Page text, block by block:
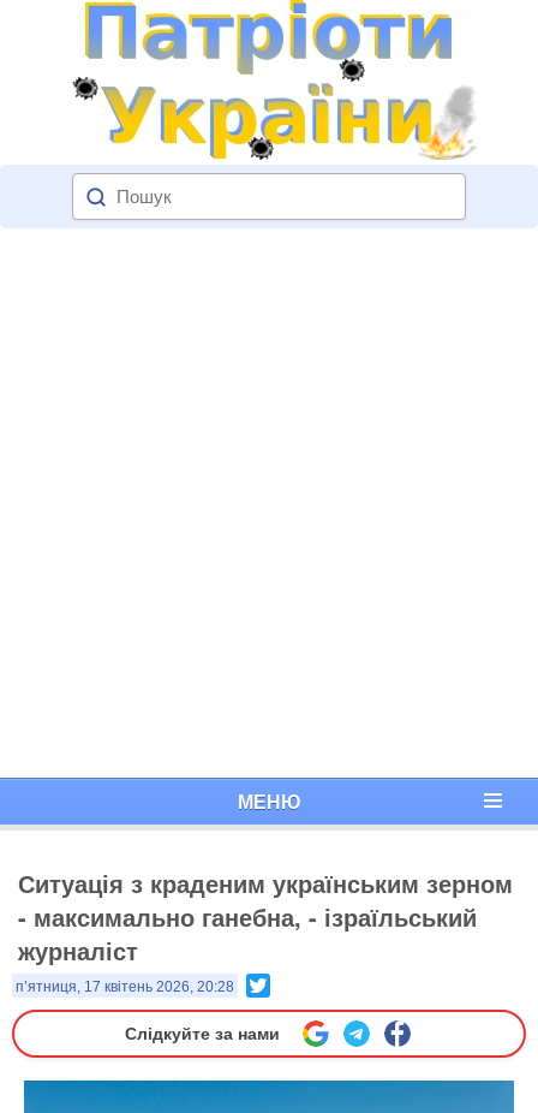
МЕНЮ
Ситуація з краденим українським зерном
- максимально ганебна, - ізраїльський
журналіст
п’ятниця, 17 квітень 2026, 20:28
Слідкуйте за нами